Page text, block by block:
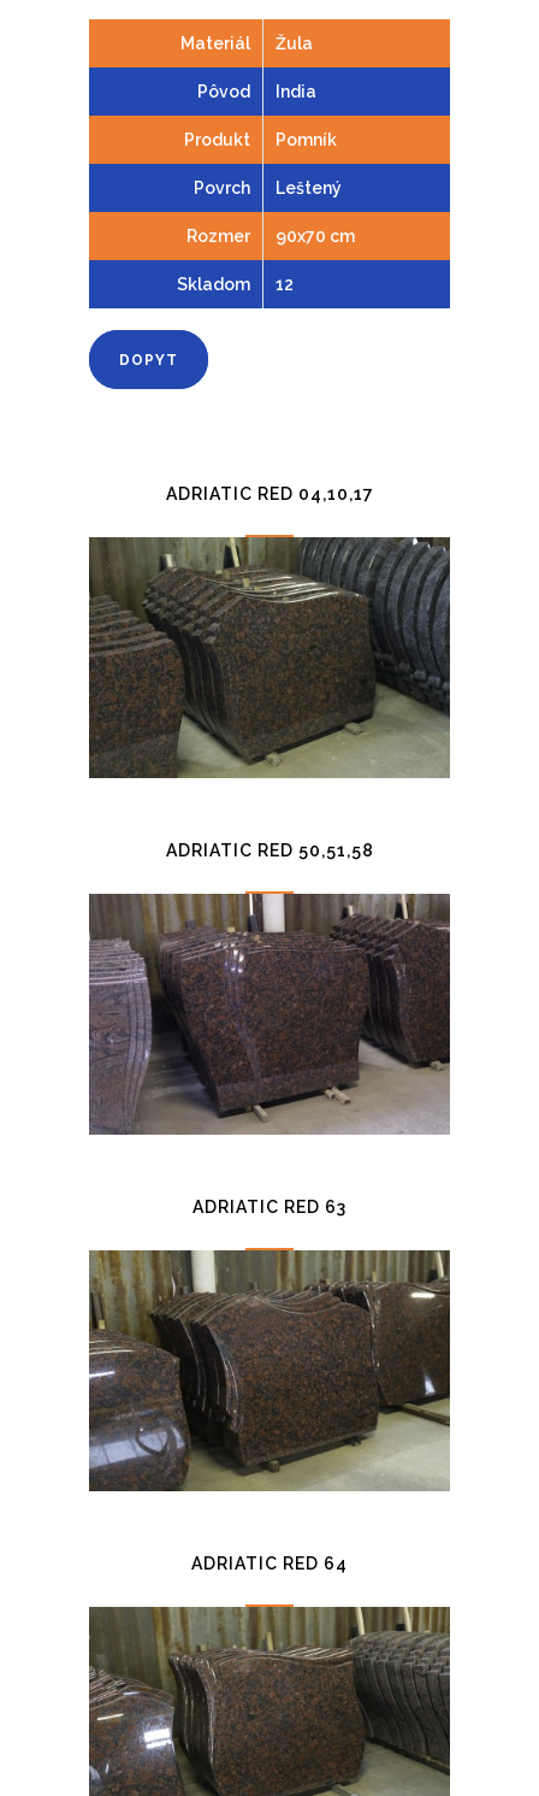
Materiál Žula
Pôvod India
Produkt Pomník
Povrch Leštený
Rozmer 90x70 cm
Skladom 12
DOPYT
ADRIATIC RED 04,10,17
ADRIATIC RED 50,51,58
ADRIATIC RED 63
ADRIATIC RED 64